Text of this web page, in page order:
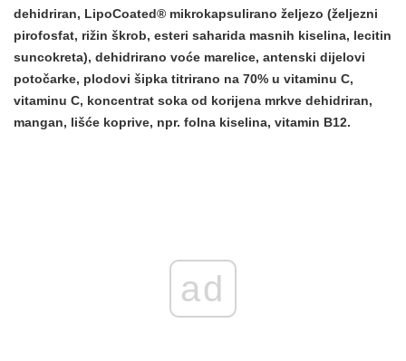
dehidriran, LipoCoated® mikrokapsulirano željezo (željezni
pirofosfat, rižin škrob, esteri saharida masnih kiselina, lecitin
suncokreta), dehidrirano voće marelice, antenski dijelovi
potočarke, plodovi šipka titrirano na 70% u vitaminu C,
vitaminu C, koncentrat soka od korijena mrkve dehidriran,
mangan, lišće koprive, npr. folna kiselina, vitamin B12.
ad